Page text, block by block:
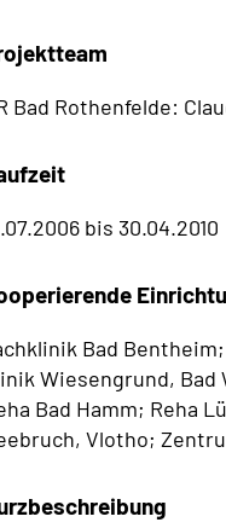
Bad Rothenfelde:
bis 30.04.2010
Bad
Wiesengrund,
Bad Hamm; Reha
Vlotho;